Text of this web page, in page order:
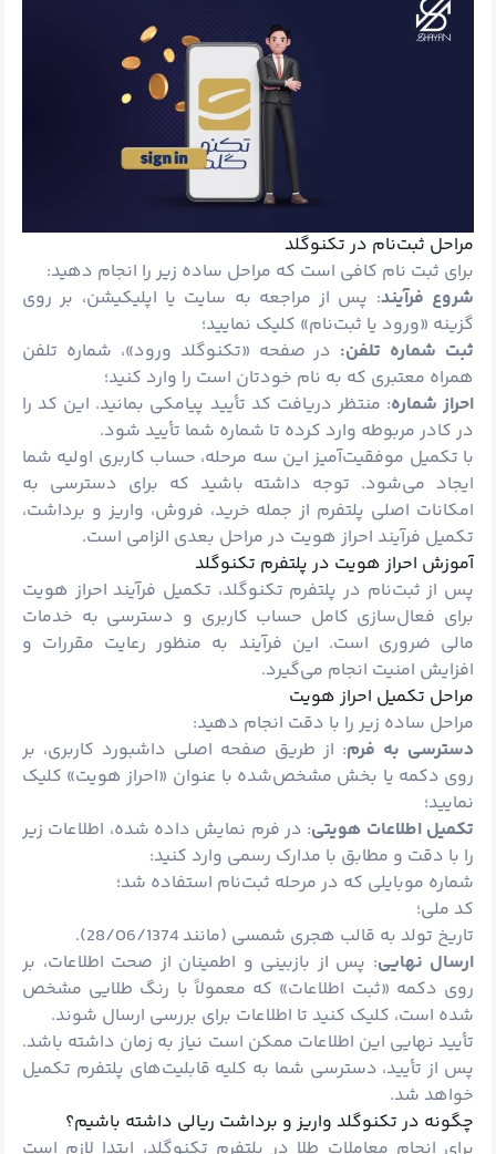
مراحل ثبت‌نام در تکنوگلد
برای ثبت نام کافی است که مراحل ساده زیر را انجام دهید:
شروع فرآیند: پس از مراجعه به سایت یا اپلیکیشن، بر روی
گزینه «ورود یا ثبت‌نام» کلیک نمایید؛
ثبت شماره تلفن: در صفحه «تکنوگلد ورود»، شماره تلفن
همراه معتبری که به نام خودتان است را وارد کنید؛
احراز شماره: منتظر دریافت کد تأیید پیامکی بمانید. این کد را
در کادر مربوطه وارد کرده تا شماره شما تأیید شود.
با تکمیل موفقیت‌آمیز این سه مرحله، حساب کاربری اولیه شما
ایجاد می‌شود. توجه داشته باشید که برای دسترسی به
امکانات اصلی پلتفرم از جمله خرید، فروش، واریز و برداشت،
تکمیل فرآیند احراز هویت در مراحل بعدی الزامی است.
آموزش احراز هویت در پلتفرم تکنوگلد
پس از ثبت‌نام در پلتفرم تکنوگلد، تکمیل فرآیند احراز هویت
برای فعال‌سازی کامل حساب کاربری و دسترسی به خدمات
مالی ضروری است. این فرآیند به ‌منظور رعایت مقررات و
افزایش امنیت انجام می‌گیرد.
مراحل تکمیل احراز هویت
مراحل ساده زیر را با دقت انجام دهید:
دسترسی به فرم: از طریق صفحه اصلی داشبورد کاربری، بر
روی دکمه یا بخش مشخص‌شده با عنوان «احراز هویت» کلیک
نمایید؛
تکمیل اطلاعات هویتی: در فرم نمایش داده شده، اطلاعات زیر
را با دقت و مطابق با مدارک رسمی وارد کنید:
شماره موبایلی که در مرحله ثبت‌نام استفاده شد؛
کد ملی؛
تاریخ تولد به قالب هجری شمسی (مانند 28/06/1374).
ارسال نهایی: پس از بازبینی و اطمینان از صحت اطلاعات، بر
روی دکمه «ثبت اطلاعات» که معمولاً با رنگ طلایی مشخص
شده است، کلیک کنید تا اطلاعات برای بررسی ارسال شوند.
تأیید نهایی این اطلاعات ممکن است نیاز به زمان داشته باشد.
پس از تأیید، دسترسی شما به کلیه قابلیت‌های پلتفرم تکمیل
خواهد شد.
چگونه در تکنوگلد واریز و برداشت ریالی داشته باشیم؟